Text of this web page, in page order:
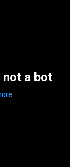
not a bot